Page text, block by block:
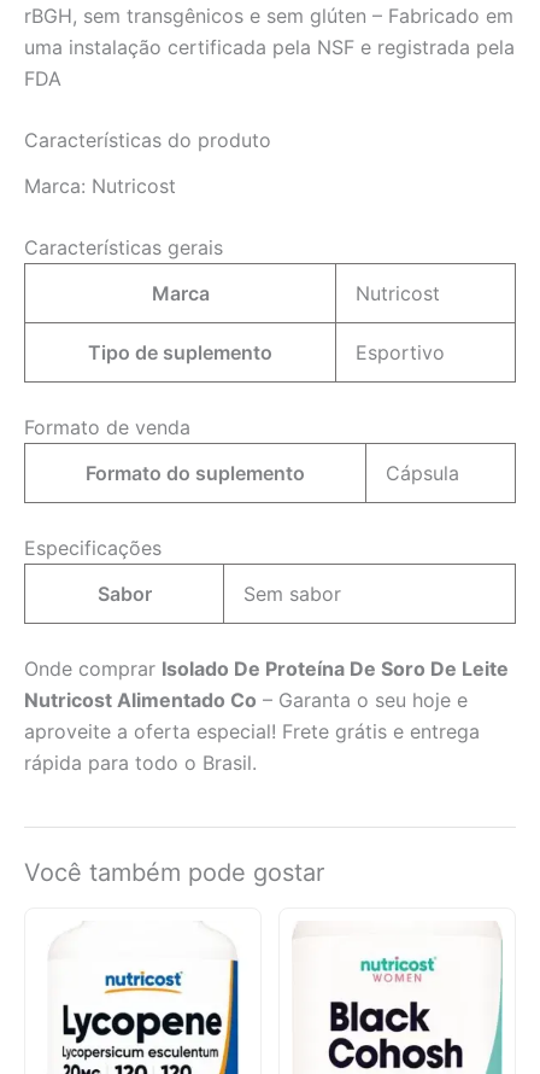
rBGH, sem transgênicos e sem glúten – Fabricado em
uma instalação certificada pela NSF e registrada pela
FDA
Características do produto
Marca: Nutricost
Características gerais
Marca
Nutricost
Tipo de suplemento Esportivo
Formato de venda
Formato do suplemento
Cápsula
Especificações
Sabor
Sem sabor
Onde comprar Isolado De Proteína De Soro De Leite
Nutricost Alimentado Co – Garanta o seu hoje e
aproveite a oferta especial! Frete grátis e entrega
rápida para todo o Brasil.
Você também pode gostar